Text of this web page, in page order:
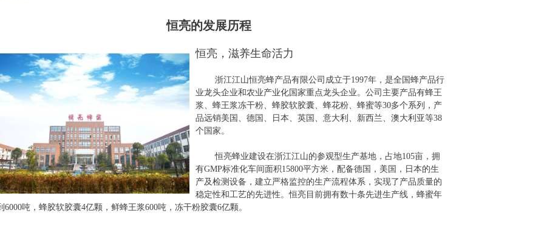
恒亮的发展历程
恒亮，滋养生命活力
浙江江山恒亮蜂产品有限公司成立于1997年，是全国蜂产品行
业龙头企业和农业产业化国家重点龙头企业。公司主要产品有蜂王
浆、蜂王浆冻干粉、蜂胶软胶囊、蜂花粉、蜂蜜等30多个系列，产
品远销美国、德国、日本、英国、意大利、新西兰、澳大利亚等38
个国家。
恒亮蜂业建设在浙江江山的参观型生产基地，占地105亩，拥
有GMP标准化车间面积15800平方米，配备德国，美国，日本的生
产及检测设备，建立严格监控的生产流程体系，实现了产品质量的
稳定性和工艺的先进性。恒亮目前拥有数十条先进生产线，蜂蜜年
6000吨，蜂胶软胶囊4亿颗，鲜蜂王浆600吨，冻干粉胶囊6亿颗。